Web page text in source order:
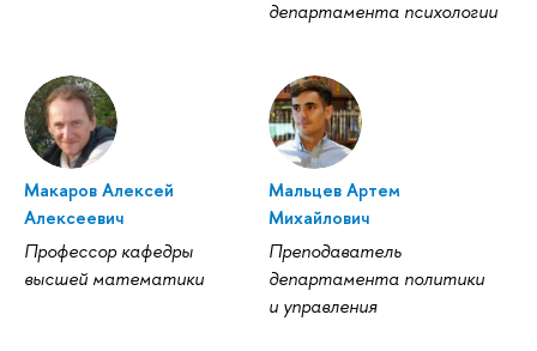
департамента психологии
Макаров Алексей
Алексеевич
Профессор кафедры
высшей математики
Мальцев Артем
Михайлович
Преподаватель
департамента политики
и управления